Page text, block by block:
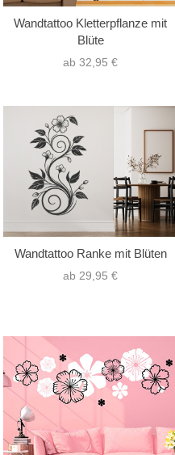
Wandtattoo Kletterpflanze mit
Blüte
ab 32,95 €
Wandtattoo Ranke mit Blüten
ab 29,95 €